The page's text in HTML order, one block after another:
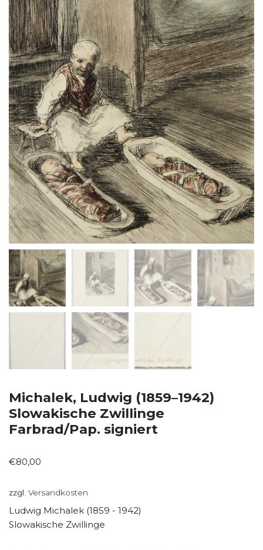
Michalek, Ludwig (1859–1942)
Slowakische Zwillinge
Farbrad/Pap. signiert
€80,00
zzgl. Versandkosten
Ludwig Michalek (1859 - 1942)
Slowakische Zwillinge